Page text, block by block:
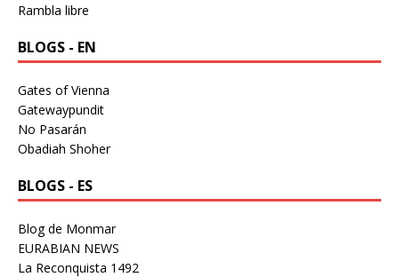
Rambla libre
BLOGS - EN
Gates of Vienna
Gatewaypundit
No Pasarán
Obadiah Shoher
BLOGS - ES
Blog de Monmar
EURABIAN NEWS
La Reconquista 1492